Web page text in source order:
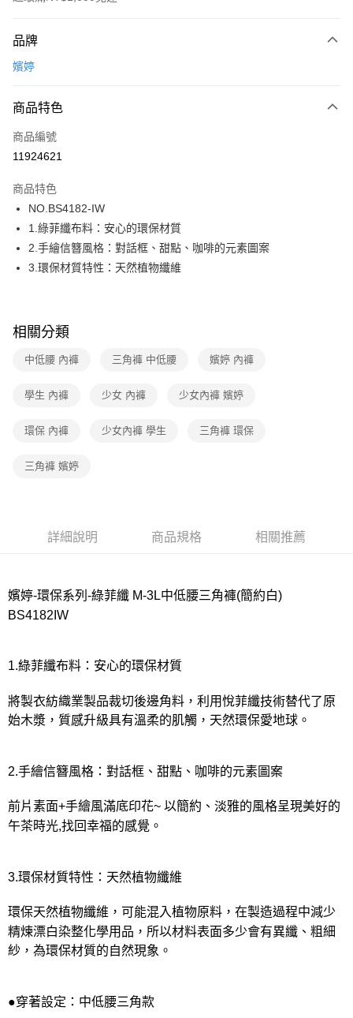
信用卡一次付款
LINE Pay
街口支付
運送方式
全家取貨付款
每筆NT$80，滿NT$1,000(含以上)免運費
7-11取貨付款
每筆NT$80，滿NT$1,000(含以上)免運費
每筆NT$80，滿NT$1,000(含以上)免運費
宅配
付款後門市自取
品牌
嬪婷
商品特色
商品編號
11924621
商品特色
NO.BS4182-IW
1.綠菲纖布料：安心的環保材質
2.手繪信簪風格：對話框、甜點、咖啡的元素圖案
3.環保材質特性：天然植物纖維
相關分類
中低腰 內褲 三角褲 中低腰 嬪婷 內褲
學生 內褲 少女 內褲 少女內褲 嬪婷
環保 內褲 少女內褲 學生 三角褲 環保
三角褲 嬪婷
詳細說明 商品規格 相關推薦
嬪婷-環保系列-綠菲纖 M-3L中低腰三角褲(簡約白)
BS4182IW
1.綠菲纖布料：安心的環保材質
將製衣紡織業製品裁切後邊角料，利用悅菲纖技術替代了原
始木漿，質感升級具有溫柔的肌觸，天然環保愛地球。
2.手繪信簪風格：對話框、甜點、咖啡的元素圖案
前片素面+手繪風滿底印花~ 以簡約、淡雅的風格呈現美好的
午茶時光,找回幸福的感覺。
3.環保材質特性：天然植物纖維
環保天然植物纖維，可能混入植物原料，在製造過程中減少
精煉漂白染整化學用品，所以材料表面多少會有異纖、粗細
紗，為環保材質的自然現象。
●穿著設定：中低腰三角款